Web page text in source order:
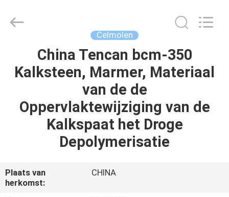
PRODUCTEN
ONGEVEER
FABRIEKSREIS
Powder
Technology
Celmolen
China Tencan bcm-350
Kalksteen, Marmer, Materiaal
van de de
Oppervlaktewijziging van de
Kalkspaat het Droge
Depolymerisatie
Plaats van
herkomst:
CHINA